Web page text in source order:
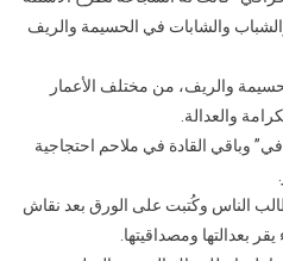
والشابات في الحسيمة والريف
والريف، من مختلف الأعمار
والعدالة.
وباقي القادة في ملاحم احتجاجية
الناس وكُتبت على الورق بعد نقاش
بعدالتها ومصداقيتها.